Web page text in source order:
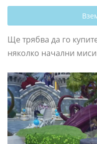
Ще трябва да го
няколко начални